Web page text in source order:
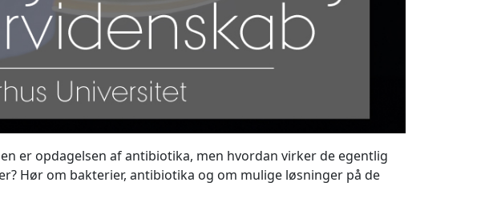
er opdagelsen af antibiotika, men hvordan virker de egentlig
Hør om bakterier, antibiotika og om mulige løsninger på de